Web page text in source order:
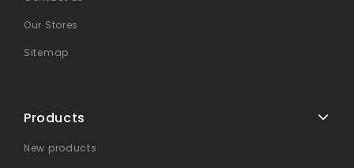
Our Stores
Sitemap
Products
New products